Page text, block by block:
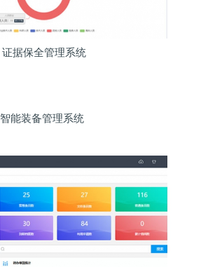
证据保全管理系统
智能装备管理系统